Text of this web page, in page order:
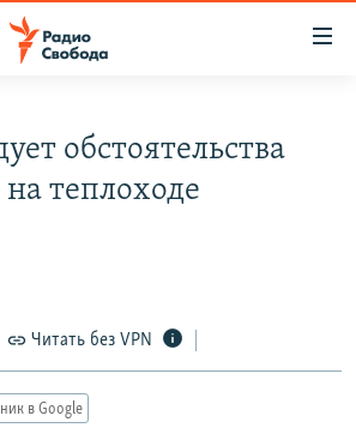
обстоятельства
теплоходе
Читать без VPN
в Google